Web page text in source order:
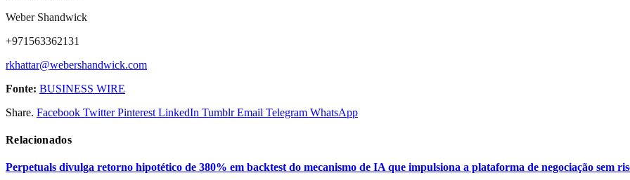
Weber Shandwick
+971563362131
rkhattar@webershandwick.com
Fonte: BUSINESS WIRE
Share. Facebook Twitter Pinterest LinkedIn Tumblr Email Telegram WhatsApp
Relacionados
Perpetuals divulga retorno hipotético de 380% em backtest do mecanismo de IA que impulsiona a plataforma de negociação sem